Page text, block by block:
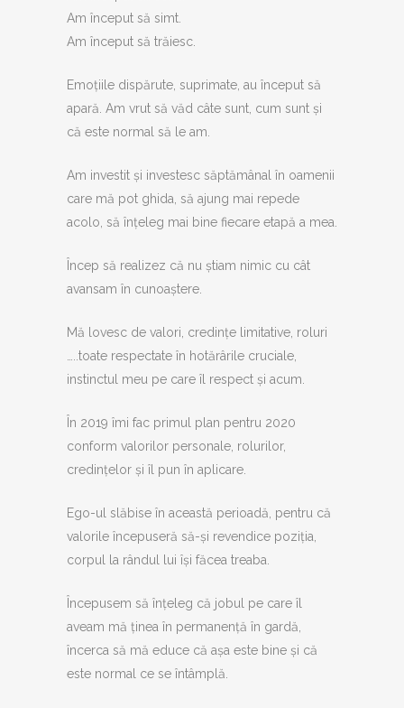
Am început să simt.
Am început să trăiesc.
Emoțiile dispărute, suprimate, au început să
apară. Am vrut să văd câte sunt, cum sunt și
că este normal să le am.
Am investit și investesc săptămânal în oamenii
care mă pot ghida, să ajung mai repede
acolo, să înțeleg mai bine fiecare etapă a mea.
Încep să realizez că nu știam nimic cu cât
avansam în cunoaștere.
Mă lovesc de valori, credințe limitative, roluri
…..toate respectate în hotărârile cruciale,
instinctul meu pe care îl respect și acum.
În 2019 îmi fac primul plan pentru 2020
conform valorilor personale, rolurilor,
credințelor și îl pun în aplicare.
Ego-ul slăbise în această perioadă, pentru că
valorile începuseră să-și revendice poziția,
corpul la rândul lui își făcea treaba.
Începusem să înțeleg că jobul pe care îl
aveam mă ținea în permanență în gardă,
încerca să mă educe că așa este bine și că
este normal ce se întâmplă.